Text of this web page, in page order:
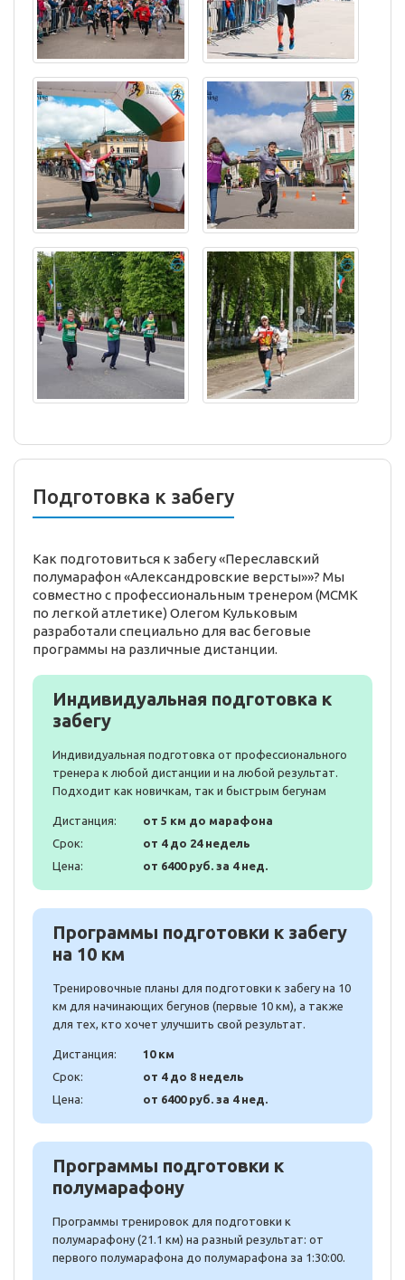
Подготовка к забегу
Как подготовиться к забегу «Переславский
полумарафон «Александровские версты»»? Мы
совместно с профессиональным тренером (МСМК
по легкой атлетике) Олегом Кульковым
разработали специально для вас беговые
программы на различные дистанции.
Индивидуальная подготовка к
забегу
Индивидуальная подготовка от профессионального
тренера к любой дистанции и на любой результат.
Подходит как новичкам, так и быстрым бегунам
Дистанция:
от 5 км до марафона
Срок:
от 4 до 24 недель
Цена:
от 6400 руб. за 4 нед.
Программы подготовки к забегу
на 10 км
Тренировочные планы для подготовки к забегу на 10
км для начинающих бегунов (первые 10 км), а также
для тех, кто хочет улучшить свой результат.
Дистанция:
10 км
Срок:
от 4 до 8 недель
Цена:
от 6400 руб. за 4 нед.
Программы подготовки к
полумарафону
Программы тренировок для подготовки к
полумарафону (21.1 км) на разный результат: от
первого полумарафона до полумарафона за 1:30:00.